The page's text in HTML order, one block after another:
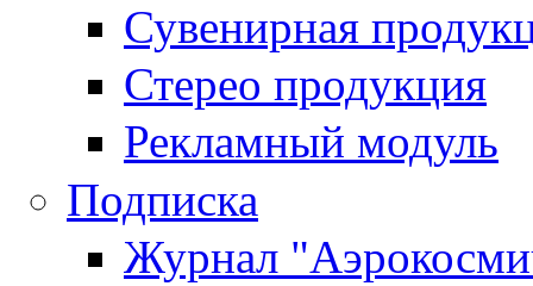
Сувенирная
Стерео продукция
Рекламный модуль
Подписка
Журнал